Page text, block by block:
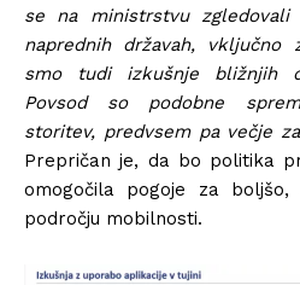
se na ministrstvu
naprednih državah, vključno
smo tudi izkušnje bližnjih
Povsod so podobne
storitev, predvsem pa večje
Prepričan je, da bo politika
omogočila pogoje za
področju mobilnosti.